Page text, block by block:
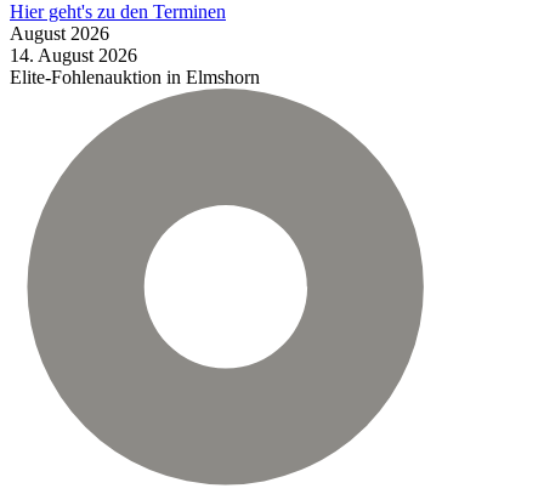
Hier geht's zu den Terminen
August 2026
14. August 2026
Elite-Fohlenauktion in Elmshorn